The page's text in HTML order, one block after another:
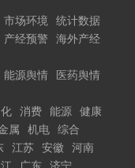
市场环境
统计数据
产经预警
海外产经
能源舆情
医药舆情
消费 能源
健康
属 机电
综合
江苏 安徽
河南